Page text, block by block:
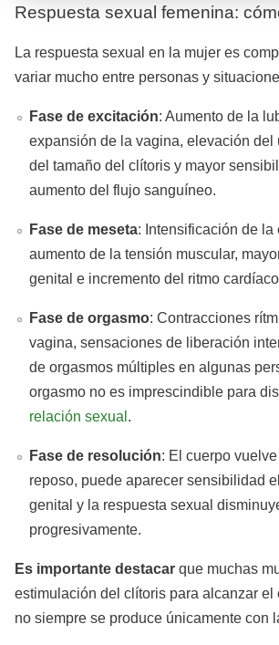
Respuesta sexual femenina:
La respuesta sexual en la mujer es
variar mucho entre personas y
Fase de excitación: Aumento de la
expansión de la vagina, elevación del
del tamaño del clítoris y mayor
aumento del flujo sanguíneo.
Fase de meseta: Intensificación de la
aumento de la tensión muscular,
genital e incremento del ritmo
Fase de orgasmo: Contracciones
vagina, sensaciones de liberación
de orgasmos múltiples en algunas
orgasmo no es imprescindible para
relación sexual .
Fase de resolución: El cuerpo
reposo, puede aparecer sensibilidad
genital y la respuesta sexual
progresivamente.
Es importante destacar que muchas
estimulación del clítoris para alcanzar el
no siempre se produce únicamente con